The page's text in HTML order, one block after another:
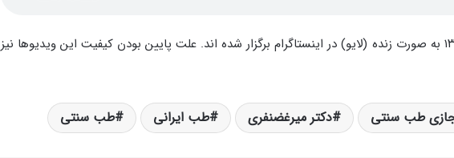
این جلسات در طول سال های ۱۳۹۷ تا ۱۳۹۸ به صورت زنده (لایو) در اینستاگرام برگزار شده اند. علت پایین بودن کیفیت این ویدیوها نیز
طب سنتی دکتر میرغضنفری طب ایرانی طب سنتی